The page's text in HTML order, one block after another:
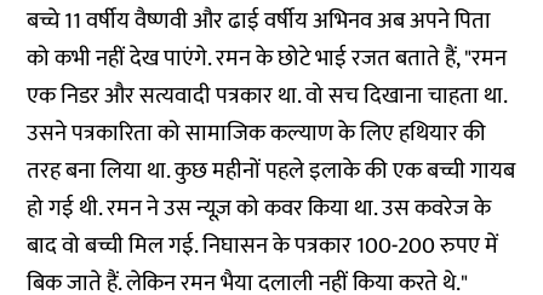
बच्चे 11 वर्षीय वैष्णवी और ढाई वर्षीय अभिनव अब अपने पिता
को कभी नहीं देख पाएंगे. रमन के छोटे भाई रजत बताते हैं, "रमन
एक निडर और सत्यवादी पत्रकार था. वो सच दिखाना चाहता था.
उसने पत्रकारिता को सामाजिक कल्याण के लिए हथियार की
तरह बना लिया था. कुछ महीनों पहले इलाके की एक बच्ची गायब
हो गई थी. रमन ने उस न्यूज़ को कवर किया था. उस कवरेज के
बाद वो बच्ची मिल गई. निघासन के पत्रकार 100-200 रुपए में
बिक जाते हैं. लेकिन रमन भैया दलाली नहीं किया करते थे."